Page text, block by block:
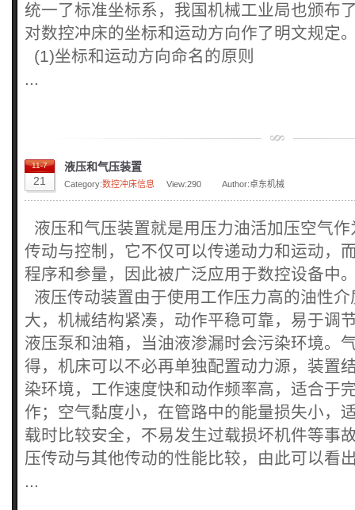
统一了标准坐标系，我国机械工业局也颁布
对数控冲床的坐标和运动方向作了明文规定
(1)坐标和运动方向命名的原则
...
11-7
21
液压和气压装置
Category:数控冲床信息 View:290 Author:卓东机械
液压和气压装置就是用压力油活加压空气
传动与控制，它不仅可以传递动力和运动，
程序和参量，因此被广泛应用于数控设备中
液压传动装置由于使用工作压力高的油性
大，机械结构紧凑，动作平稳可靠，易于调
液压泵和油箱，当油液渗漏时会污染环境。
得，机床可以不必再单独配置动力源，装置
染环境，工作速度快和动作频率高，适合于
作；空气黏度小，在管路中的能量损失小，
载时比较安全，不易发生过载损坏机件等事
压传动与其他传动的性能比较，由此可以看
...